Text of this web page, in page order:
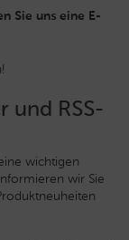
Sie uns eine E-
und RSS-
wichtigen
wir Sie